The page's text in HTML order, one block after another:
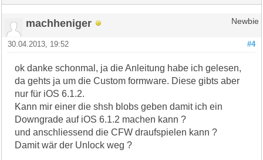
machheniger Newbie
#4
30.04.2013, 19:52
ok danke schonmal, ja die Anleitung habe ich gelesen,
da gehts ja um die Custom formware. Diese gibts aber
nur für iOS 6.1.2.
Kann mir einer die shsh blobs geben damit ich ein
Downgrade auf iOS 6.1.2 machen kann ?
und anschliessend die CFW draufspielen kann ?
Damit wär der Unlock weg ?